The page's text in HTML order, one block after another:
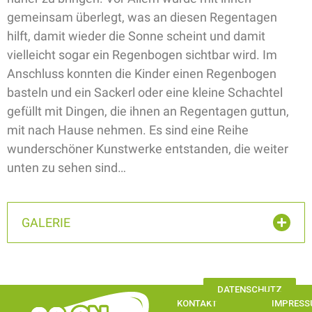
gemeinsam überlegt, was an diesen Regentagen
hilft, damit wieder die Sonne scheint und damit
vielleicht sogar ein Regenbogen sichtbar wird. Im
Anschluss konnten die Kinder einen Regenbogen
basteln und ein Sackerl oder eine kleine Schachtel
gefüllt mit Dingen, die ihnen an Regentagen guttun,
mit nach Hause nehmen. Es sind eine Reihe
wunderschöner Kunstwerke entstanden, die weiter
unten zu sehen sind…
GALERIE
KONTAKT
DATENSCHUTZ